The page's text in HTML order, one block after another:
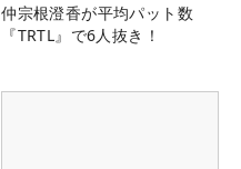
仲宗根澄香が平均パット数
『TRTL』で6人抜き！